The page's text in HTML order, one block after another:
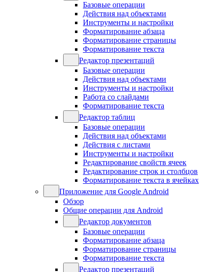
Базовые операции
Действия над объектами
Инструменты и настройки
Форматирование абзаца
Форматирование страницы
Форматирование текста
Редактор презентаций
Базовые операции
Действия над объектами
Инструменты и настройки
Работа со слайдами
Форматирование текста
Редактор таблиц
Базовые операции
Действия над объектами
Действия с листами
Инструменты и настройки
Редактирование свойств ячеек
Редактирование строк и столбцов
Форматирование текста в ячейках
Приложение для Google Android
Обзор
Общие операции для Android
Редактор документов
Базовые операции
Форматирование абзаца
Форматирование страницы
Форматирование текста
Редактор презентаций